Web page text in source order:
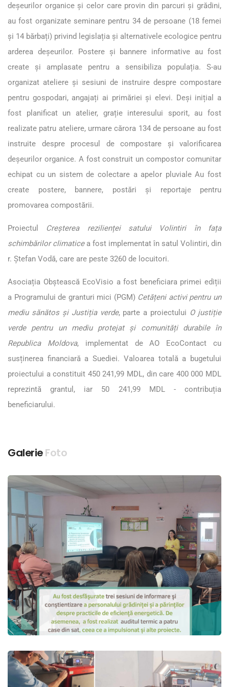
deșeurilor organice și celor care provin din parcuri și grădini,
au fost organizate seminare pentru 34 de persoane (18 femei
și 14 bărbați) privind legislația și alternativele ecologice pentru
arderea deșeurilor. Postere și bannere informative au fost
create și amplasate pentru a sensibiliza populația. S-au
organizat ateliere și sesiuni de instruire despre compostare
pentru gospodari, angajați ai primăriei și elevi. Deși inițial a
fost planificat un atelier, grație interesului sporit, au fost
realizate patru ateliere, urmare cărora 134 de persoane au fost
instruite despre procesul de compostare și valorificarea
deșeurilor organice. A fost construit un compostor comunitar
echipat cu un sistem de colectare a apelor pluviale Au fost
create postere, bannere, postări și reportaje pentru
promovarea compostării.
Proiectul Creșterea rezilienței satului Volintiri în fața
schimbărilor climaticea fost implementat în satul Volintiri, din
r. Ștefan Vodă, care are peste 3260 de locuitori.
Asociația Obștească EcoVisio a fost beneficiara primei ediții
a Programului de granturi mici (PGM) Cetățeni activi pentru un
mediu sănătos și Justiția verde, parte a proiectului O justiție
verde pentru un mediu protejat și comunități durabile în
Republica Moldova, implementat de AO EcoContact cu
susținerea financiară a Suediei. Valoarea totală a bugetului
proiectului a constituit 450 241,99 MDL, din care 400 000 MDL
reprezintă grantul, iar 50 241,99 MDL - contribuția
beneficiarului.
GalerieFoto